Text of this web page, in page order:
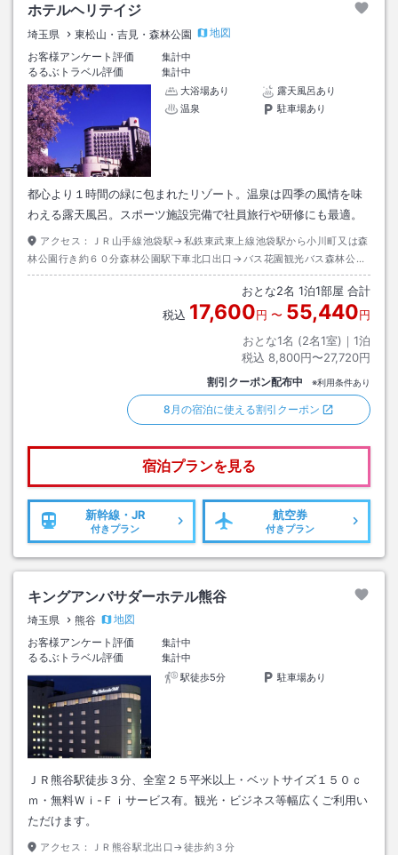
ホテルヘリテイジ
埼玉県 東松山・吉見・森林公園
地図
お客様アンケート評価
集計中
るるぶトラベル評価
集計中
大浴場あり
露天風呂あり
温泉
駐車場あり
都心より１時間の緑に包まれたリゾート。温泉は四季の風情を味
わえる露天風呂。スポーツ施設完備で社員旅行や研修にも最適。
アクセス：
ＪＲ山手線池袋駅→私鉄東武東上線池袋駅から小川町又は森
林公園行き約６０分森林公園駅下車北口出口→バス花園観光バス森林公園
駅からふかや花園プレミアム・アウトレット行き約１６分四季の湯温泉ホ
おとな2名 1泊1部屋 合計
税込 17,600円 〜 55,440円
おとな1名 (2名1室)｜ 1泊
税込 8,800円〜27,720円
割引クーポン配布中 ※利用条件あり
8月の宿泊に使える割引クーポン
宿泊プランを見る
新幹線・JR
付きプラン
航空券
付きプラン
キングアンバサダーホテル熊谷
埼玉県 熊谷
地図
お客様アンケート評価
集計中
るるぶトラベル評価
集計中
駅徒歩5分
駐車場あり
ＪＲ熊谷駅徒歩３分、全室２５平米以上・ベットサイズ１５０ｃ
ｍ・無料Ｗｉ-Ｆｉサービス有。観光・ビジネス等幅広くご利用い
ただけます。
アクセス： ＪＲ熊谷駅北出口→徒歩約３分